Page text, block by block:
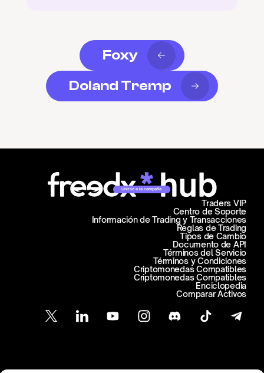
Foxy
Doland Tremp
Unirse a la campaña
Centro de Soporte
Información de Trading y Transacciones
Traders VIP
Reglas de Trading
Tipos de Cambio
Documento de API
Términos del Servicio
Términos y Condiciones
Criptomonedas Compatibles
Criptomonedas Compatibles
Enciclopedia
Comparar Activos